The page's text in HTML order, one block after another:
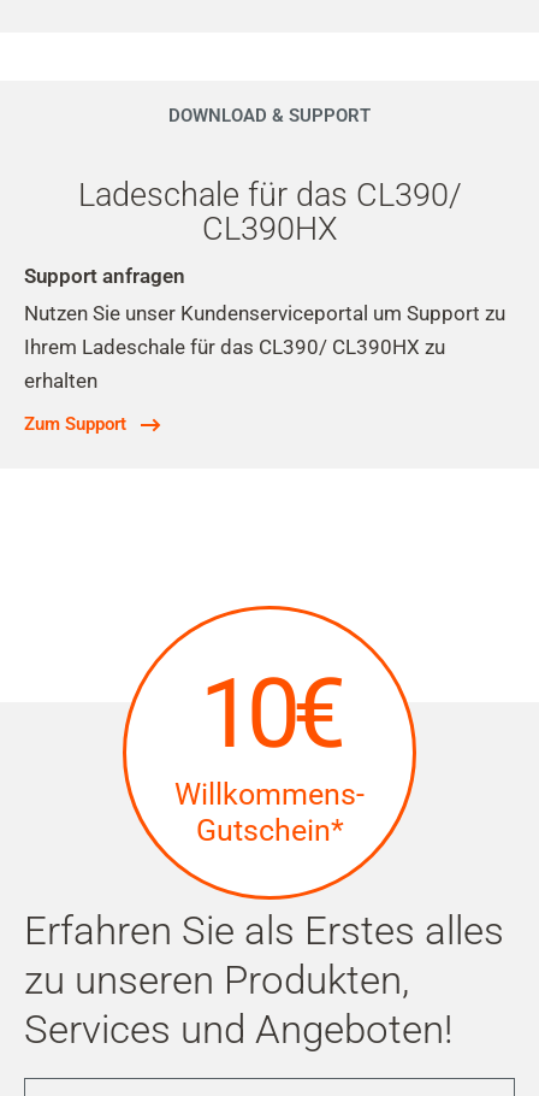
DOWNLOAD & SUPPORT
Ladeschale für das CL390/
CL390HX
Support anfragen
Nutzen Sie unser Kundenserviceportal um Support zu
Ihrem Ladeschale für das CL390/ CL390HX zu
erhalten
Zum Support
10€
Willkommens-
Gutschein*
Erfahren Sie als Erstes alles
zu unseren Produkten,
Services und Angeboten!